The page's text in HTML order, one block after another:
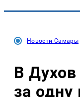
Новости Самары
В
за одну